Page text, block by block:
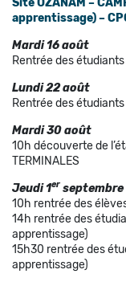
apprentissage) –
Mardi 16 août
Rentrée des
Lundi 22 août
Rentrée des
Mardi 30 août
10h découverte de
TERMINALES
Jeudi 1er septembre
10h rentrée des élèves
14h rentrée des
apprentissage)
15h30 rentrée des
apprentissage)